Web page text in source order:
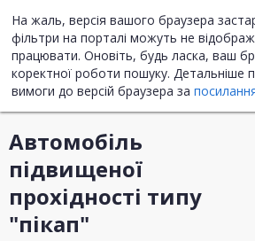
На жаль, версія вашого браузера
фільтри на порталі можуть не
працювати. Оновіть, будь ласка, ваш
коректної роботи пошуку. Детальніше
вимоги до версій браузера за
Інформація про
Автомобіль
підвищеної
прохідності типу
"пікап"